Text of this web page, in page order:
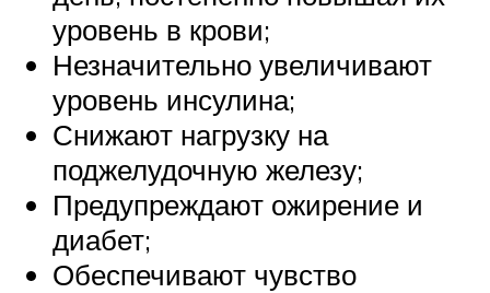
уровень в крови;
Незначительно увеличивают
уровень инсулина;
Снижают нагрузку на
поджелудочную железу;
Предупреждают ожирение и
диабет;
Обеспечивают чувство